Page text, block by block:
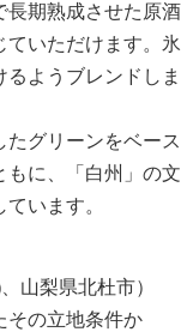
長期熟成させた原酒
ていただけます。氷
ようブレンドしま
グリーンをベース
もに、「白州」の文
います。
山梨県北杜市）
その立地条件か